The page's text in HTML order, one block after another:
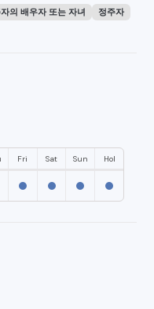
의 배우자 또는 자녀
정주자
Fri Sat Sun Hol